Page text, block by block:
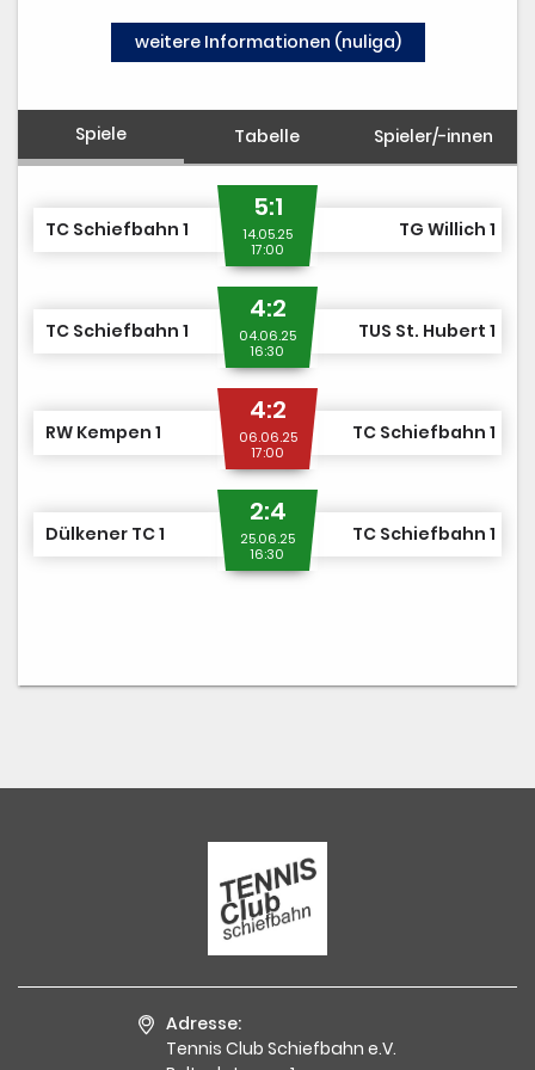
MITGLIED WERDEN
weitere Informationen (nuliga)
Spiele Tabelle Spieler/-innen
TC Schiefbahn 1
5:1
14.05.25
17:00
TG Willich 1
TC Schiefbahn 1
4:2
04.06.25
16:30
TUS St. Hubert 1
RW Kempen 1
4:2
06.06.25
17:00
TC Schiefbahn 1
Dülkener TC 1
2:4
25.06.25
16:30
TC Schiefbahn 1
Adresse:
Tennis Club Schiefbahn e.V.